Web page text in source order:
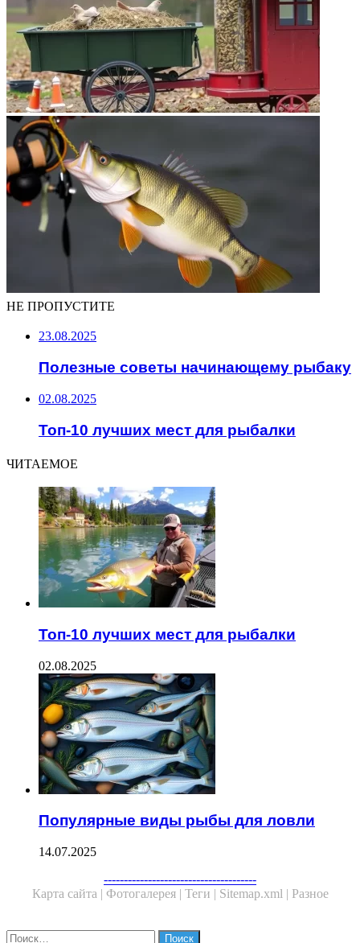
НЕ ПРОПУСТИТЕ
23.08.2025
Полезные советы начинающему рыбаку
02.08.2025
Топ-10 лучших мест для рыбалки
ЧИТАЕМОЕ
Топ-10 лучших мест для рыбалки
02.08.2025
Популярные виды рыбы для ловли
14.07.2025
--------------------------------------
Карта сайта | Фотогалерея | Теги | Sitemap.xml | Разное
Close
Найти: